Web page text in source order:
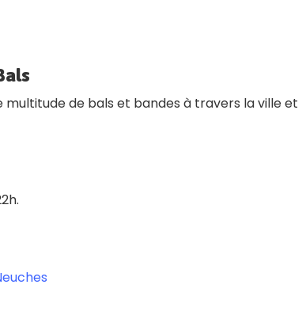
multitude de bals et bandes à travers la ville et